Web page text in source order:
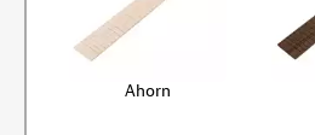
Ahorn